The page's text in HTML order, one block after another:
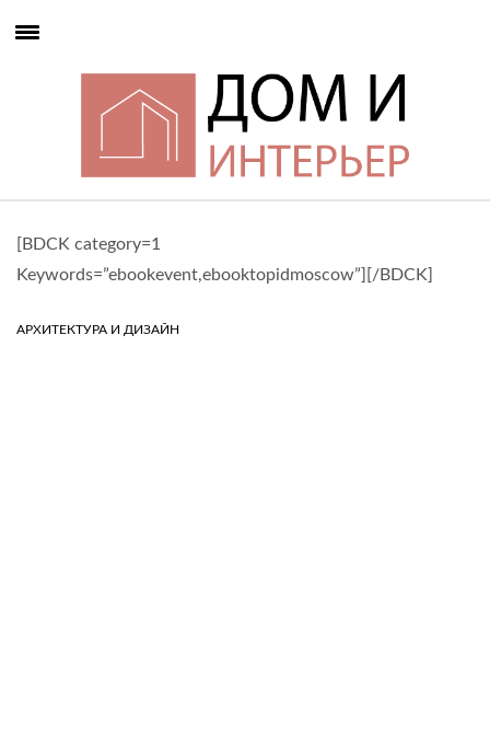
[BDCK category=1
Keywords=”ebookevent,ebooktopidmoscow”][/BDCK]
АРХИТЕКТУРА И ДИЗАЙН